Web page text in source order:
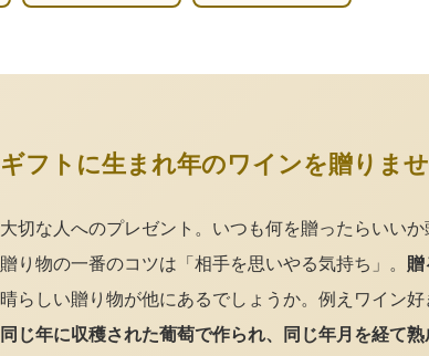
ギフトに生まれ年のワインを贈りま
大切な人へのプレゼント。いつも何を贈ったらいい
贈り物の一番のコツは「相手を思いやる気持ち」。 贈
晴らしい贈り物が他にあるでしょうか。例えワイン
同じ年に収穫された葡萄で作られ、同じ年月を経て熟